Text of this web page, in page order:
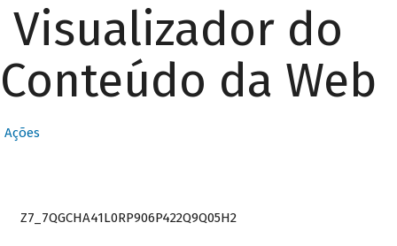
Visualizador do
Conteúdo da Web
Ações
Z7_7QGCHA41L0RP906P422Q9Q05H2